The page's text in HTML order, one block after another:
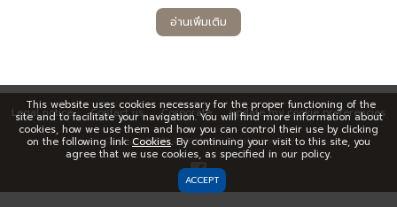
อ่านเพิ่มเติม
Legal notice Contact us Corporate update my cookie preferencies
Copyright © 1999, 2026 Virbac. All rights reserved
This website uses cookies necessary for the proper functioning of the
site and to facilitate your navigation. You will find more information about
cookies, how we use them and how you can control their use by clicking
on the following link: Cookies. By continuing your visit to this site, you
agree that we use cookies, as specified in our policy.
ACCEPT